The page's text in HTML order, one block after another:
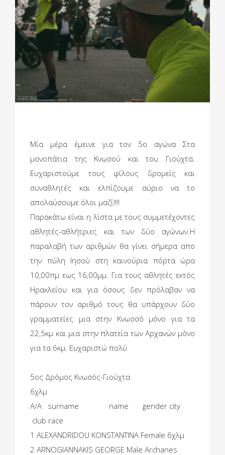
Μία μέρα έμεινε για τον 5ο αγώνα Στα
μονοπάτια της Κνωσού και του Γιούχτα.
Ευχαριστούμε τους φίλους δρομείς και
συναθλητές και ελπίζουμε αύριο να το
απολαύσουμε όλοι μαζί!!!!
Παρακάτω είναι η λίστα με τους συμμετέχοντες
αθλητές-αθλήτριες και των δύο αγώνων.Η
παραλαβή των αριθμών θα γίνει σήμερα απο
την πύλη Ιησού στη καινούρια πόρτα ώρα
10,00πμ εως 16,00μμ. Για τους αθλητές εκτός
Ηρακλείου και για όσους δεν πρόλαβαν να
πάρουν τον αριθμό τους θα υπάρχουν δύο
γραμματείες μια στην Κνωσσό μόνο για τα
22,5κμ και μια στην πλατεία των Αρχανών μόνο
για τα 6κμ. Ευχαριστώ πολύ
5ος Δρόμος Κνωσός-Γιούχτα
6χλμ
A/A surname name gender city
club race
1 ALEXANDRIDOU KONSTANTINA Female 6χλμ
2 ARNOGIANNAKIS GEORGE Male Archanes